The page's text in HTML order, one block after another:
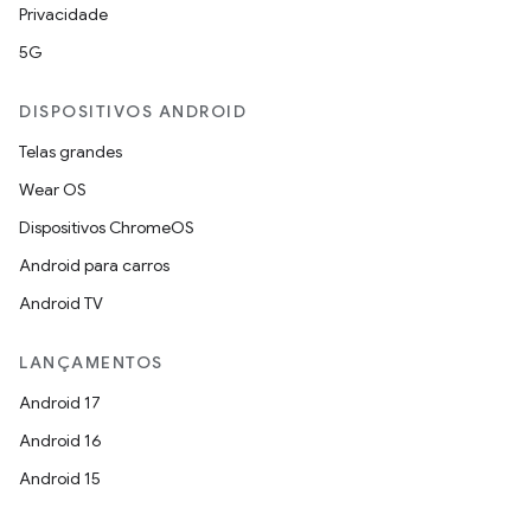
Privacidade
5G
DISPOSITIVOS ANDROID
Telas grandes
Wear OS
Dispositivos ChromeOS
Android para carros
Android TV
LANÇAMENTOS
Android 17
Android 16
Android 15